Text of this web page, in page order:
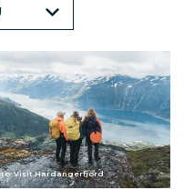
Visit Hardangerfjord